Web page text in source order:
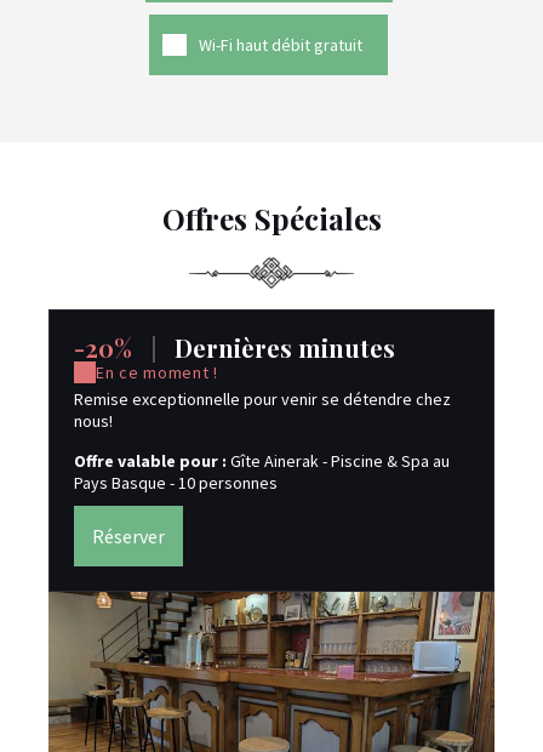
Wi-Fi haut débit gratuit
Offres Spéciales
-20% Dernières minutes
En ce moment !
Remise exceptionnelle pour venir se détendre chez
nous!
Offre valable pour : Gîte Ainerak - Piscine & Spa au
Pays Basque - 10 personnes
Réserver